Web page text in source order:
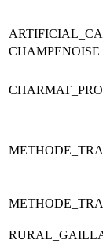
CHAMPENOISE